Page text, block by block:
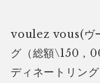
voulez vous(ヴ
グ（総額\150，
ディネートリン